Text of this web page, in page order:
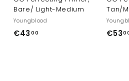
Bare/ Light-Medium
Youngblood
€43 00
Tan/
€53